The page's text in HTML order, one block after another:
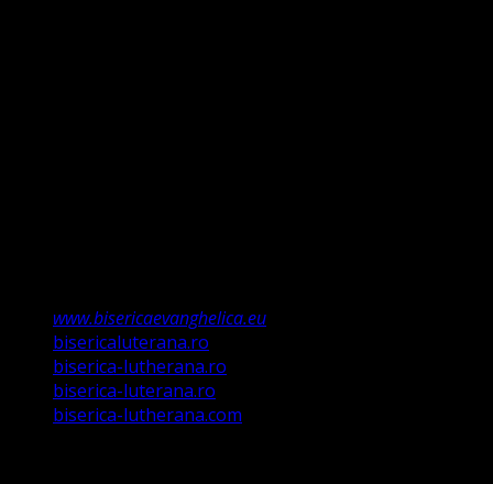
www.bisericaevanghelica.eu
bisericaluterana.ro
biserica-lutherana.ro
biserica-luterana.ro
biserica-lutherana.com